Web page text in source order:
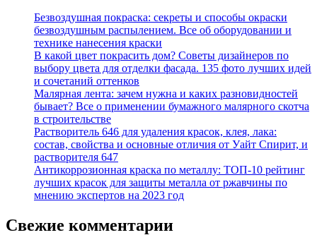
Безвоздушная покраска: секреты и способы окраски
безвоздушным распылением. Все об оборудовании и
технике нанесения краски
В какой цвет покрасить дом? Советы дизайнеров по
выбору цвета для отделки фасада. 135 фото лучших идей
и сочетаний оттенков
Малярная лента: зачем нужна и каких разновидностей
бывает? Все о применении бумажного малярного скотча
в строительстве
Растворитель 646 для удаления красок, клея, лака:
состав, свойства и основные отличия от Уайт Спирит, и
растворителя 647
Антикоррозионная краска по металлу: ТОП-10 рейтинг
лучших красок для защиты металла от ржавчины по
мнению экспертов на 2023 год
Свежие комментарии